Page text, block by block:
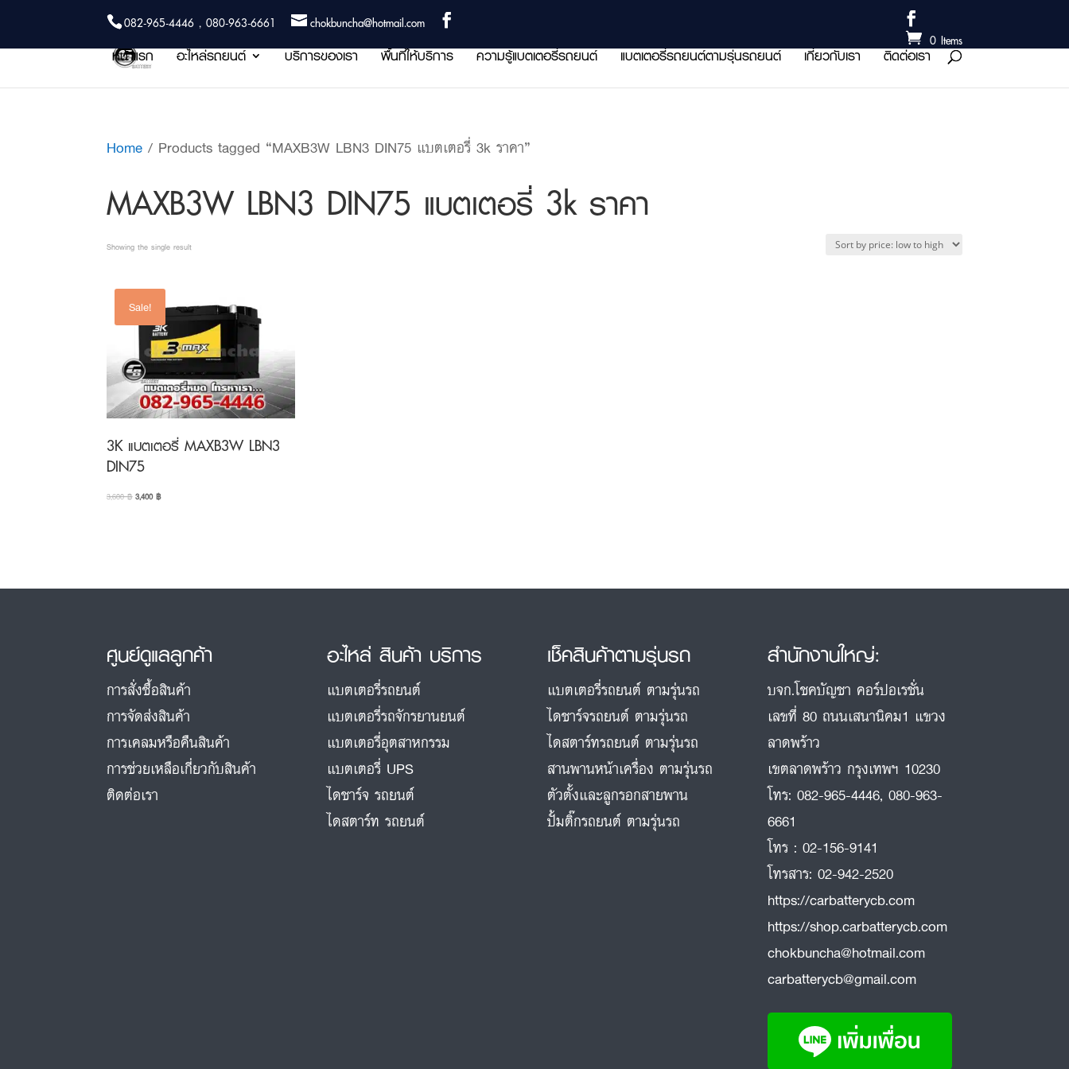
082-965-4446 , 080-963-6661
chokbuncha@hotmail.com
0 Items
หน้าแรก อะไหล่รถยนต์ บริการของเรา พื้นที่ให้บริการ ความรู้แบตเตอรี่รถยนต์ แบตเตอรี่รถยนต์ตามรุ่นรถยนต์ เกี่ยวกับเรา ติดต่อเรา
Home / Products tagged “MAXB3W LBN3 DIN75 แบตเตอรี่ 3k ราคา”
MAXB3W LBN3 DIN75 แบตเตอรี่ 3k ราคา
Showing the single result
Sale!
3K แบตเตอรี่ MAXB3W LBN3
DIN75
3,600฿Original
3,400฿Current
ศูนย์ดูแลลูกค้า
การสั่งซื้อสินค้า
การจัดส่งสินค้า
การเคลมหรือคืนสินค้า
การช่วยเหลือเกี่ยวกับสินค้า
ติดต่อเรา
อะไหล่ สินค้า บริการ
แบตเตอรี่รถยนต์
แบตเตอรี่รถจักรยานยนต์
แบตเตอรี่อุตสาหกรรม
แบตเตอรี่ UPS
ไดชาร์จ รถยนต์
ไดสตาร์ท รถยนต์
เช็คสินค้าตามรุ่นรถ
แบตเตอรี่รถยนต์ ตามรุ่นรถ
ไดชาร์จรถยนต์ ตามรุ่นรถ
ไดสตาร์ทรถยนต์ ตามรุ่นรถ
สานพานหน้าเครื่อง ตามรุ่นรถ
ตัวตั้งและลูกรอกสายพาน
ปั้มติ๊กรถยนต์ ตามรุ่นรถ
สำนักงานใหญ่:
บจก.โชคบัญชา คอร์ปอเรชั่น
เลขที่ 80 ถนนเสนานิคม1 แขวง
ลาดพร้าว
เขตลาดพร้าว กรุงเทพฯ 10230
โทร: 082-965-4446, 080-963-
6661
โทร : 02-156-9141
โทรสาร: 02-942-2520
https://carbatterycb.com
https://shop.carbatterycb.com
chokbuncha@hotmail.com
carbatterycb@gmail.com